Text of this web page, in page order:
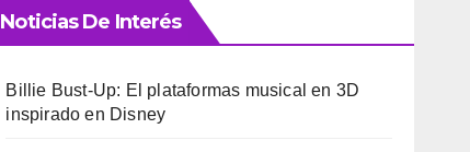
Noticias De Interés
Billie Bust-Up: El plataformas musical en 3D
inspirado en Disney